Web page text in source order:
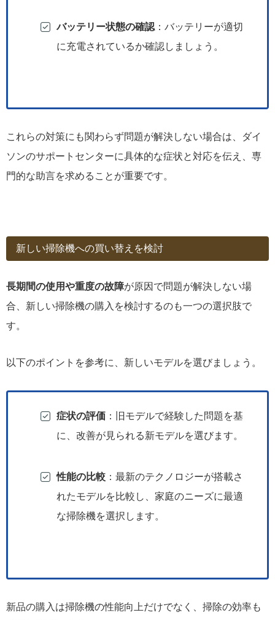
バッテリー状態の確認：バッテリーが適切
に充電されているか確認しましょう。
これらの対策にも関わらず問題が解決しない場合は、ダイ
ソンのサポートセンターに具体的な症状と対応を伝え、専
門的な助言を求めることが重要です。
新しい掃除機への買い替えを検討
長期間の使用や重度の故障が原因で問題が解決しない場
合、新しい掃除機の購入を検討するのも一つの選択肢で
す。
以下のポイントを参考に、新しいモデルを選びましょう。
症状の評価：旧モデルで経験した問題を基
に、改善が見られる新モデルを選びます。
性能の比較：最新のテクノロジーが搭載さ
れたモデルを比較し、家庭のニーズに最適
な掃除機を選択します。
新品の購入は掃除機の性能向上だけでなく、掃除の効率も